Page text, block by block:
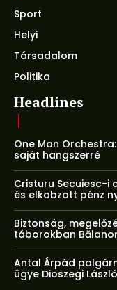
Sport
Helyi
Társadalom
Politika
Headlines
One Man
saját hangszerré
Cristuru Secuiesc-i
és elkobzott pénz
Biztonság,
táborokban
Antal Árpád
ügye Dioszegi